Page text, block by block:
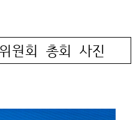
원회 총회 사진